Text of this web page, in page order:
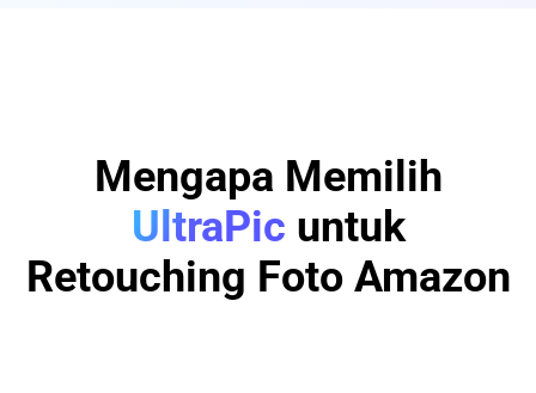
Mengapa Memilih
UltraPic untuk
Retouching Foto Amazon